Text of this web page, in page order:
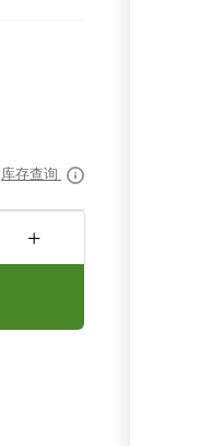
库存查询